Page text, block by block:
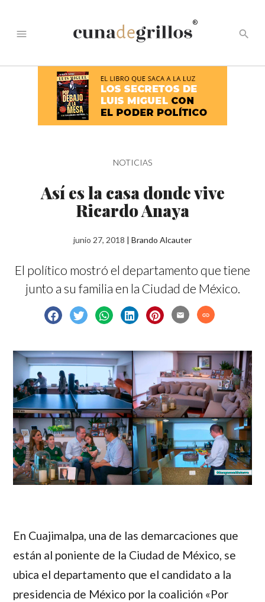
menu
®
search
NOTICIAS
Así es la casa donde vive
Ricardo Anaya
junio 27, 2018 | Brando Alcauter
El político mostró el departamento que tiene
junto a su familia en la Ciudad de México.
email link
En Cuajimalpa, una de las demarcaciones que
están al poniente de la Ciudad de México, se
ubica el departamento que el candidato a la
presidencia de México por la coalición «Por